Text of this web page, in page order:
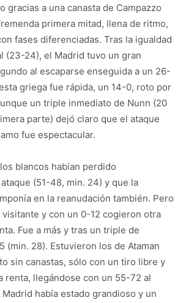
gracias a una canasta de Campazzo
primera mitad, llena de ritmo,
fases diferenciadas. Tras la igualdad
(23-24), el Madrid tuvo un gran
al escaparse enseguida a un 26-
griega fue rápida, un 14-0, roto por
un triple inmediato de Nunn (20
parte) dejó claro que el ataque
fue espectacular.
blancos habían perdido
(51-48, min. 24) y que la
en la reanudación también. Pero
visitante y con un 0-12 cogieron otra
Fue a más y tras un triple de
(min. 28). Estuvieron los de Ataman
sin canastas, sólo con un tiro libre y
renta, llegándose con un 55-72 al
había estado grandioso y un